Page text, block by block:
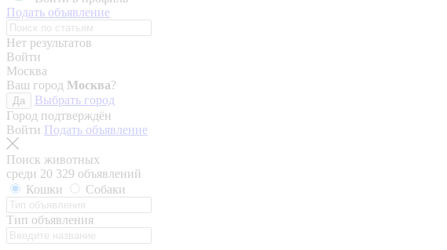
Подать объявление
Нет результатов
Войти
Москва
Ваш город Москва?
Да
Выбрать город
Город подтверждён
Войти Подать объявление
Поиск животных
среди 20 329 объявлений
Кошки
Собаки
Тип объявления